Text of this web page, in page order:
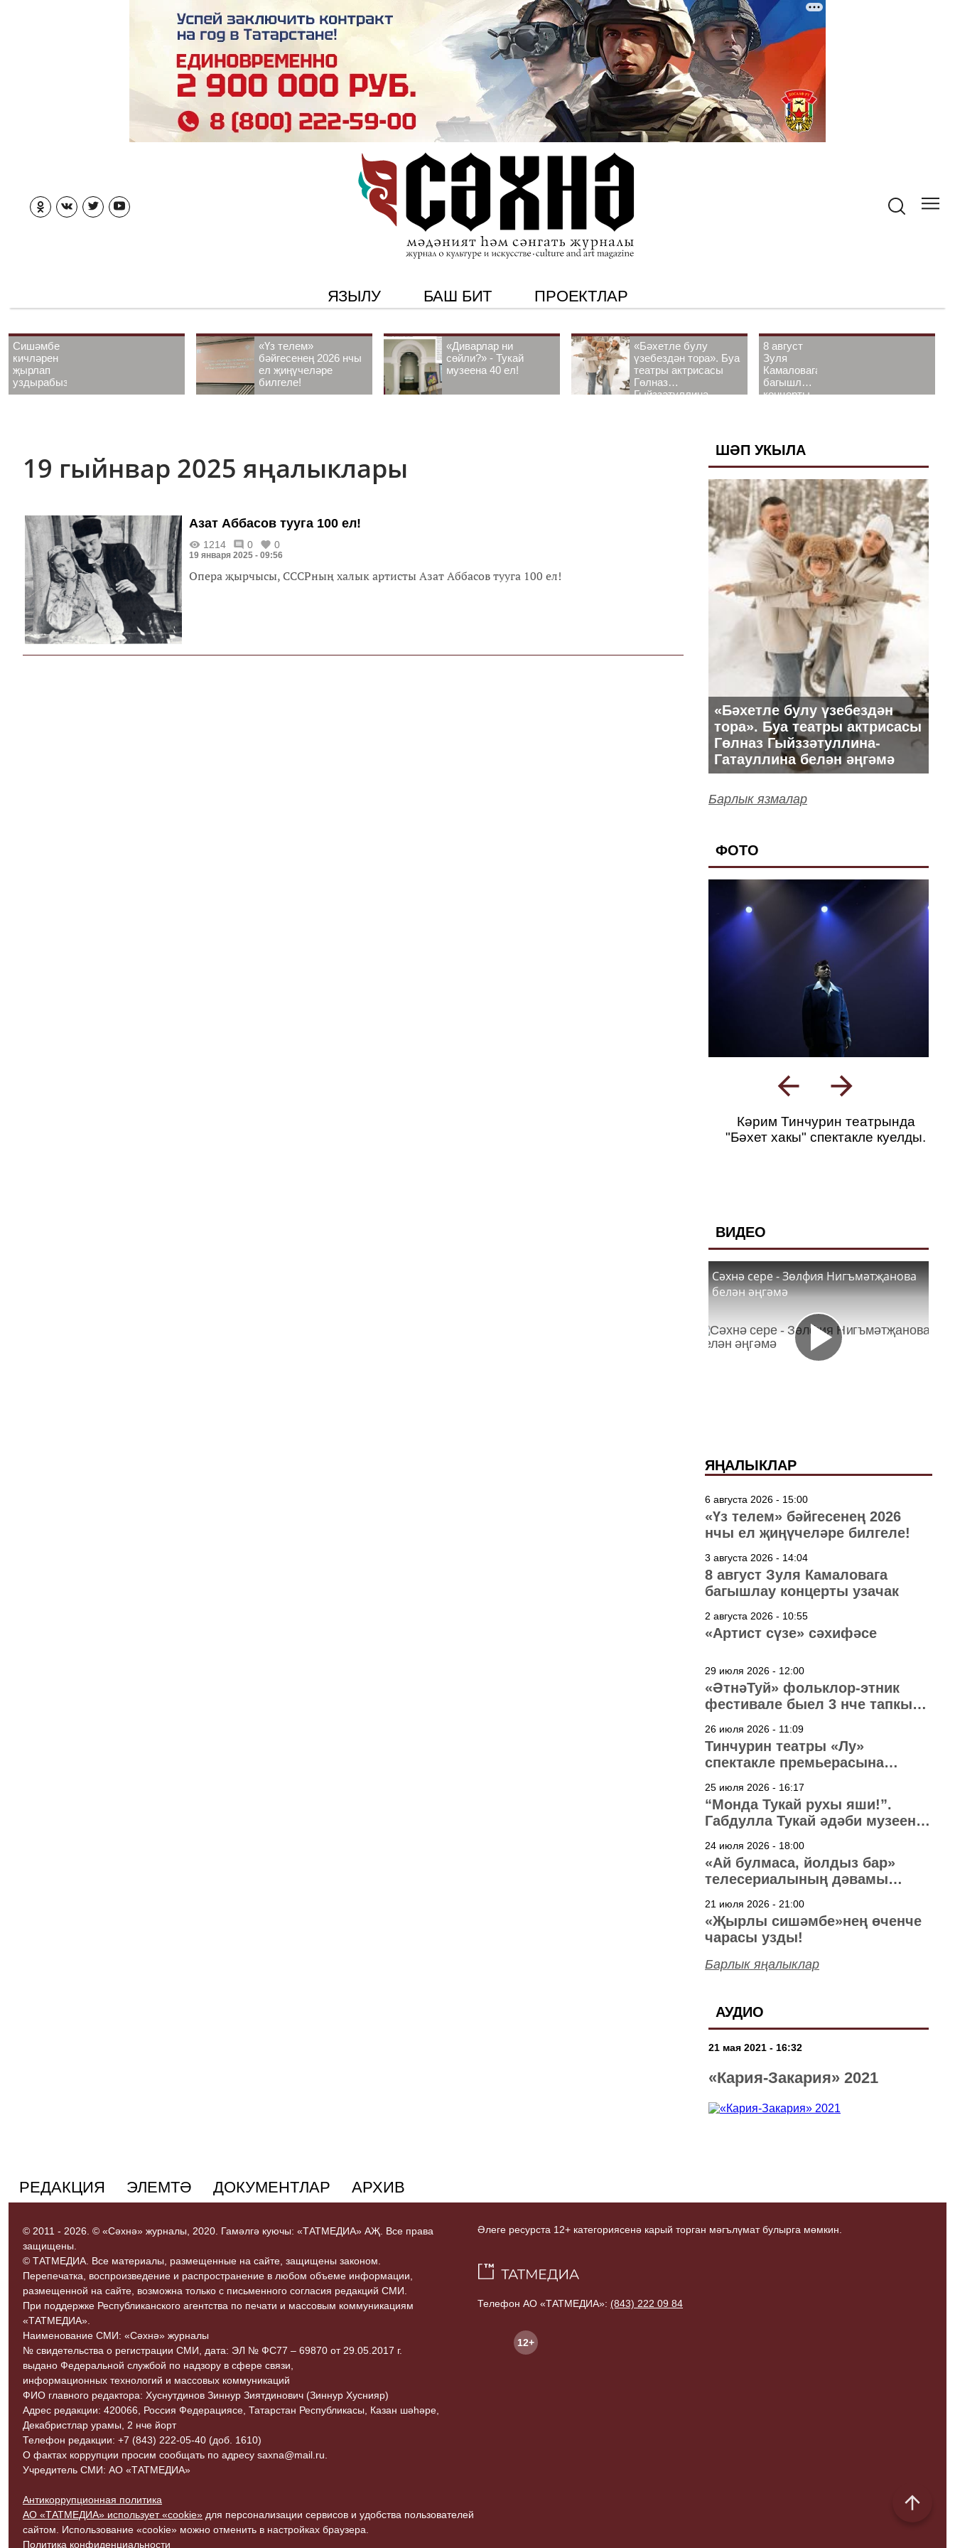
ЯЗЫЛУ БАШ БИТ ПРОЕКТЛАР
Сишәмбе
кичләрен
җырлап
уздырабыз!
«Үз телем»
бәйгесенең 2026 нчы
ел җиңүчеләре
билгеле!
«Диварлар ни
сөйли?» - Тукай
музеена 40 ел!
«Бәхетле булу
үзебездән тора». Буа
театры актрисасы
Гөлназ
Гыйззәтуллина-
8 август
Зуля
Камаловага
багышлау
концерты
19 гыйнвар 2025 яңалыклары
Азат Аббасов тууга 100 ел!
1214 0 0
19 января 2025 - 09:56
Опера җырчысы, СССРның халык артисты Азат Аббасов тууга 100 ел!
ШӘП УКЫЛА
«Бәхетле булу үзебездән
тора». Буа театры актрисасы
Гөлназ Гыйззәтуллина-
Гатауллина белән әңгәмә
Барлык язмалар
ФОТО
Кәрим Тинчурин театрында
"Бәхет хакы" спектакле куелды.
ВИДЕО
Сәхнә сере - Зөлфия Нигъмәтҗанова
белән әңгәмә
ЯҢАЛЫКЛАР
6 августа 2026 - 15:00
«Үз телем» бәйгесенең 2026
нчы ел җиңүчеләре билгеле!
3 августа 2026 - 14:04
8 август Зуля Камаловага
багышлау концерты узачак
2 августа 2026 - 10:55
«Артист сүзе» сәхифәсе
29 июля 2026 - 12:00
«ӘтнәТуй» фольклор-этник
фестивале быел 3 нче тапкыр
26 июля 2026 - 11:09
Тинчурин театры «Лу»
спектакле премьерасына
25 июля 2026 - 16:17
“Монда Тукай рухы яши!”.
Габдулла Тукай әдәби музеена
24 июля 2026 - 18:00
«Ай булмаса, йолдыз бар»
телесериалының дәвамы
21 июля 2026 - 21:00
«Җырлы сишәмбе»нең өченче
чарасы узды!
Барлык яңалыклар
АУДИО
21 мая 2021 - 16:32
«Кария-Закария» 2021
РЕДАКЦИЯ ЭЛЕМТӘ ДОКУМЕНТЛАР АРХИВ
© 2011 - 2026. © «Сәхнә» журналы, 2020. Гамәлгә куючы: «ТАТМЕДИА» АҖ. Все права
защищены.
© ТАТМЕДИА. Все материалы, размещенные на сайте, защищены законом.
Перепечатка, воспроизведение и распространение в любом объеме информации,
размещенной на сайте, возможна только с письменного согласия редакций СМИ.
При поддержке Республиканского агентства по печати и массовым коммуникациям
«ТАТМЕДИА».
Наименование СМИ: «Сәхнә» журналы
№ свидетельства о регистрации СМИ, дата: ЭЛ № ФС77 – 69870 от 29.05.2017 г.
выдано Федеральной службой по надзору в сфере связи,
информационных технологий и массовых коммуникаций
ФИО главного редактора: Хуснутдинов Зиннур Зиятдинович (Зиннур Хуснияр)
Адрес редакции: 420066, Россия Федерациясе, Татарстан Республикасы, Казан шәһәре,
Декабристлар урамы, 2 нче йорт
Телефон редакции: +7 (843) 222-05-40 (доб. 1610)
О фактах коррупции просим сообщать по адресу saxna@mail.ru.
Учредитель СМИ: АО «ТАТМЕДИА»
Антикоррупционная политика
АО «ТАТМЕДИА» использует «cookie» для персонализации сервисов и удобства пользователей
сайтом. Использование «cookie» можно отменить в настройках браузера.
Политика конфиденциальности
Әлеге ресурста 12+ категориясенә карый торган мәгълүмат булырга мөмкин.
Телефон АО «ТАТМЕДИА»: (843) 222 09 84
12+